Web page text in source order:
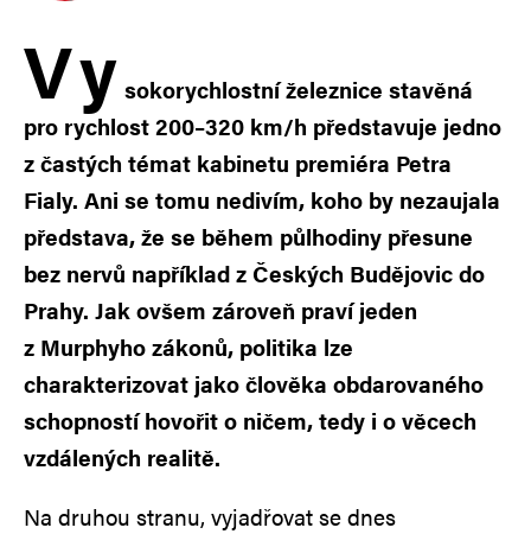
Vy sokorychlostní železnice stavěná
pro rychlost 200–320 km/h představuje jedno
z častých témat kabinetu premiéra Petra
Fialy. Ani se tomu nedivím, koho by nezaujala
představa, že se během půlhodiny přesune
bez nervů například z Českých Budějovic do
Prahy. Jak ovšem zároveň praví jeden
z Murphyho zákonů, politika lze
charakterizovat jako člověka obdarovaného
schopností hovořit o ničem, tedy i o věcech
vzdálených realitě.
Na druhou stranu, vyjadřovat se dnes